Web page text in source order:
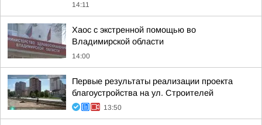
14:11
Хаос с экстренной помощью во
Владимирской области
14:00
Первые результаты реализации проекта
благоустройства на ул. Строителей
13:50